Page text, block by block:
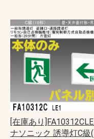
[在庫あり
ナソニック 誘導灯C級